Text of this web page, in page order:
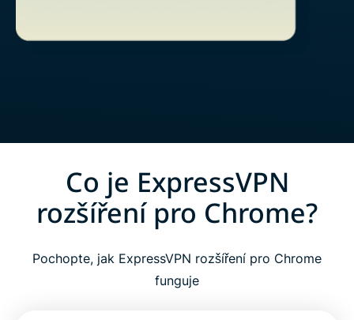
Co je ExpressVPN
rozšíření pro Chrome?
Pochopte, jak ExpressVPN rozšíření pro Chrome
funguje